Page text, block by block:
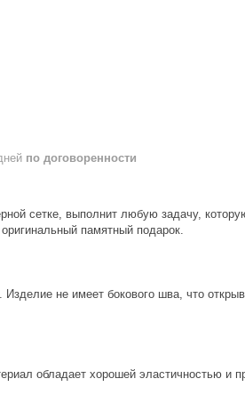
по договоренности
сетке, выполнит любую задачу,
памятный подарок.
не имеет бокового шва, что
обладает хорошей эластичностью и